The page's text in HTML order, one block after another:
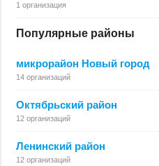
1 организация
Популярные районы
микрорайон Новый город
14 организаций
Октябрьский район
12 организаций
Ленинский район
12 организаций